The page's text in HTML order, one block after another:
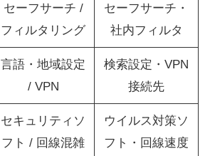
セーフサーチ /
フィルタリング
セーフサーチ・
社内フィルタ
言語・地域設定
/ VPN
検索設定・VPN
接続先
セキュリティソ
フト / 回線混雑
ウイルス対策ソ
フト・回線速度